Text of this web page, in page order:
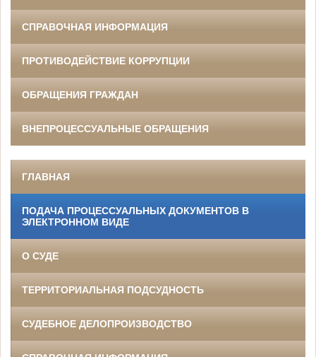
СПРАВОЧНАЯ ИНФОРМАЦИЯ
ПРОТИВОДЕЙСТВИЕ КОРРУПЦИИ
ОБРАЩЕНИЯ ГРАЖДАН
ВНЕПРОЦЕССУАЛЬНЫЕ ОБРАЩЕНИЯ
ГЛАВНАЯ
ПОДАЧА ПРОЦЕССУАЛЬНЫХ ДОКУМЕНТОВ В
ЭЛЕКТРОННОМ ВИДЕ
О СУДЕ
ТЕРРИТОРИАЛЬНАЯ ПОДСУДНОСТЬ
СУДЕБНОЕ ДЕЛОПРОИЗВОДСТВО